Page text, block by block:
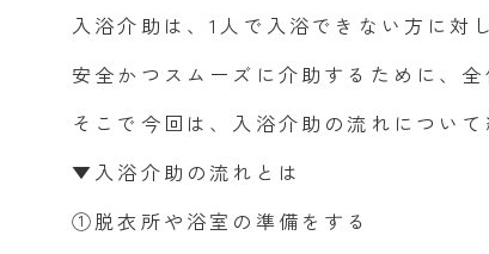
入浴介助は、1人で入浴できない方に対
安全かつスムーズに介助するために、
そこで今回は、入浴介助の流れについて
▼入浴介助の流れとは
①脱衣所や浴室の準備をする